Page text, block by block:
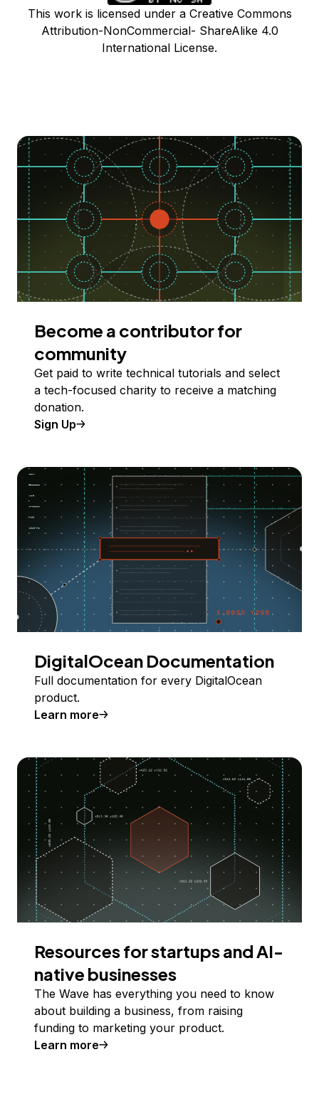
This work is licensed under a Creative Commons
Attribution-NonCommercial- ShareAlike 4.0
International License.
Become a contributor for
community
Get paid to write technical tutorials and select
a tech-focused charity to receive a matching
donation.
Sign Up
DigitalOcean Documentation
Full documentation for every DigitalOcean
product.
Learn more
Resources for startups and AI-
native businesses
The Wave has everything you need to know
about building a business, from raising
funding to marketing your product.
Learn more